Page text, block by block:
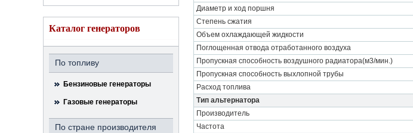
Каталог генераторов
По топливу
Бензиновые генераторы
Газовые генераторы
По стране производителя
Диаметр и ход поршня
Степень сжатия
Объем охлаждающей жидкости
Поглощенная отвода отработанного воздуха
Пропускная способность воздушного радиатора(м3/мин.)
Пропускная способность выхлопной трубы
Расход топлива
Тип альтернатора
Производитель
Частота